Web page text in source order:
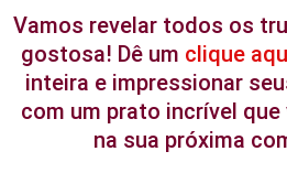
Vamos revelar todos os
gostosa! Dê um clique
inteira e impressionar
com um prato incrível
na sua próxima